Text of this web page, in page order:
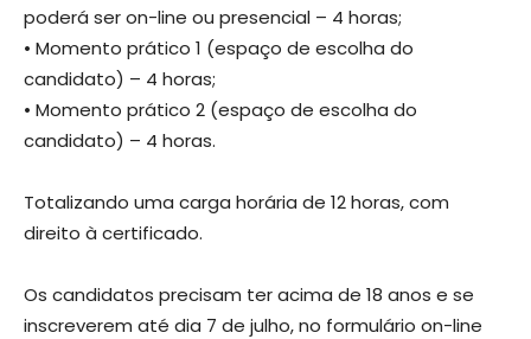
poderá ser on-line ou presencial – 4 horas;
• Momento prático 1 (espaço de escolha do
candidato) – 4 horas;
• Momento prático 2 (espaço de escolha do
candidato) – 4 horas.
Totalizando uma carga horária de 12 horas, com
direito à certificado.
Os candidatos precisam ter acima de 18 anos e se
inscreverem até dia 7 de julho, no formulário on-line